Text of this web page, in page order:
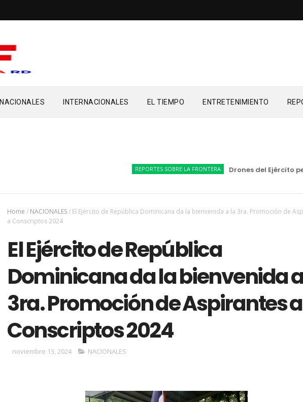
NACIONALES INTERNACIONALES EL TIEMPO ENTRETENIMIENTO
REPORTES SOBRE LA FRONTERA Drones del Ejército
Home / NACIONALES/ El Ejército de República Dominicana da la bienvenida a la 3ra. Promoción de
a Conscriptos 2024
El Ejército de República
Dominicana da la bienvenida
3ra. Promoción de Aspirantes a
Conscriptos 2024
noviembre 13, 2024 NACIONALES